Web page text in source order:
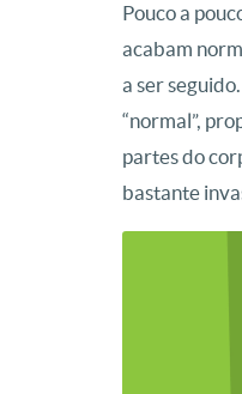
Pouco a
acabam
a ser
“normal”,
partes do
bastante